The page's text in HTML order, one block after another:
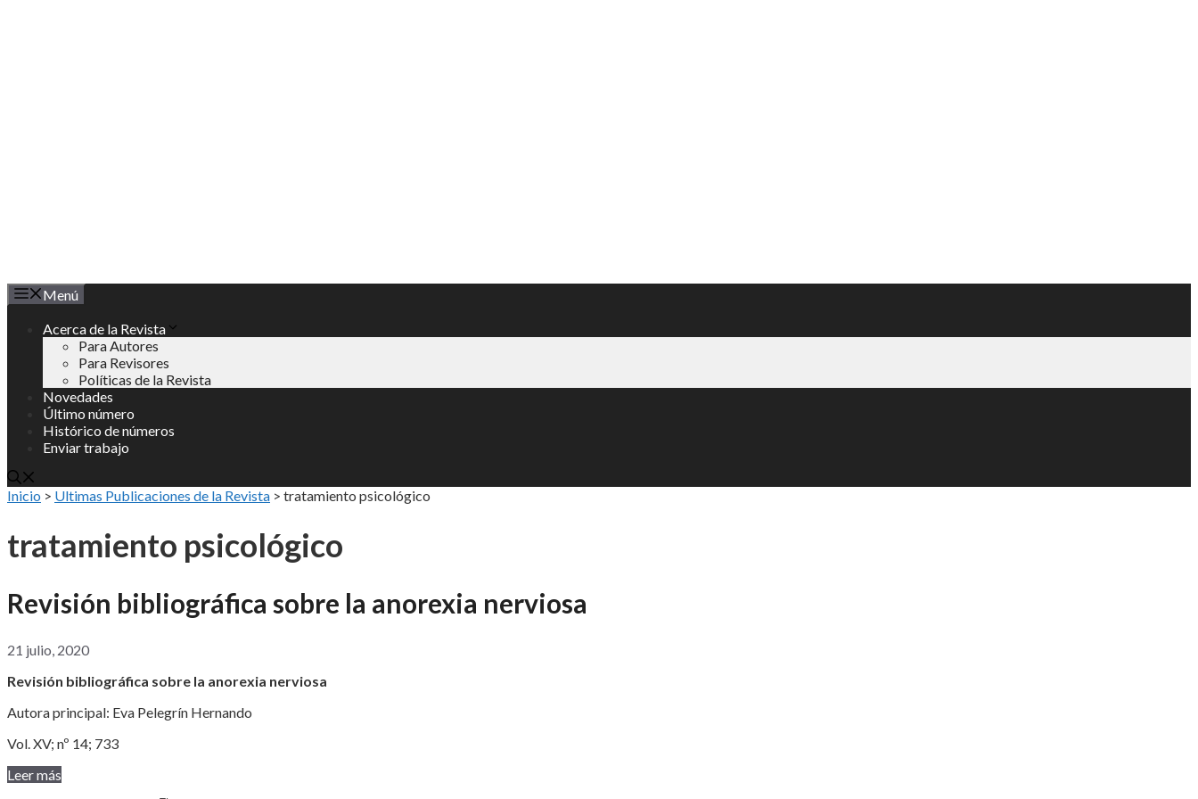
Menú
Acerca de la Revista
Para Autores
Para Revisores
Políticas de la Revista
Novedades
Último número
Histórico de números
Enviar trabajo
Inicio > Ultimas Publicaciones de la Revista > tratamiento psicológico
tratamiento psicológico
Revisión bibliográfica sobre la anorexia nerviosa
21 julio, 2020
Revisión bibliográfica sobre la anorexia nerviosa
Autora principal: Eva Pelegrín Hernando
Vol. XV; nº 14; 733
Leer más